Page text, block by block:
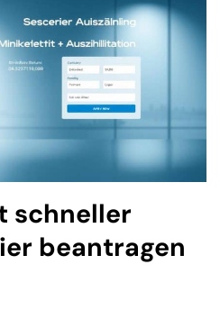
schneller
beantragen